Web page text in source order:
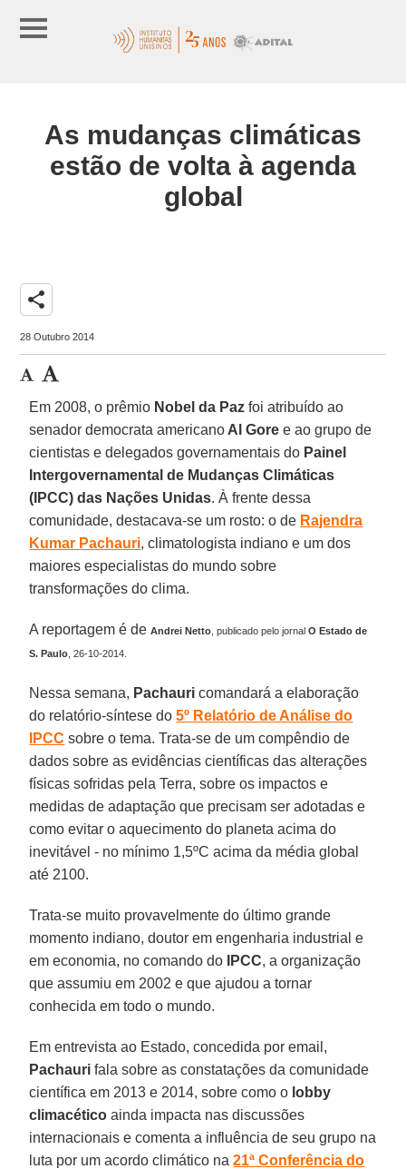
As mudanças climáticas
estão de volta à agenda
global
share
28 Outubro 2014
Em 2008, o prêmio Nobel da Paz foi atribuído ao
senador democrata americano Al Gore e ao grupo de
cientistas e delegados governamentais do Painel
Intergovernamental de Mudanças Climáticas
(IPCC) das Nações Unidas. À frente dessa
comunidade, destacava-se um rosto: o de Rajendra
Kumar Pachauri, climatologista indiano e um dos
maiores especialistas do mundo sobre
transformações do clima.
A reportagem é deAndrei Netto , publicado pelo jornalO Estado de
S. Paulo , 26-10-2014.
Nessa semana, Pachauri comandará a elaboração
do relatório-síntese do5º Relatório de Análise do
IPCC sobre o tema. Trata-se de um compêndio de
dados sobre as evidências científicas das alterações
físicas sofridas pela Terra, sobre os impactos e
medidas de adaptação que precisam ser adotadas e
como evitar o aquecimento do planeta acima do
inevitável - no mínimo 1,5ºC acima da média global
até 2100.
Trata-se muito provavelmente do último grande
momento indiano, doutor em engenharia industrial e
em economia, no comando do
IPCC, a organização
que assumiu em 2002 e que ajudou a tornar
conhecida em todo o mundo.
Em entrevista ao Estado, concedida por email,
Pachauri fala sobre as constatações da comunidade
científica em 2013 e 2014, sobre como o lobby
climacético ainda impacta nas discussões
internacionais e comenta a influência de seu grupo na
luta por um acordo climático na21ª Conferência do